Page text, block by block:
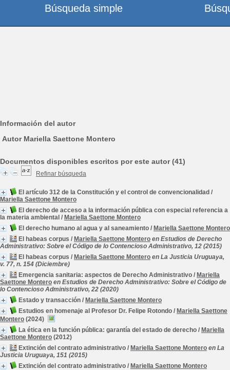
Información del autor
Autor Mariella Saettone Montero
Documentos disponibles escritos por este autor (41)
Refinar búsqueda
El artículo 312 de la Constitución y el control de convencionalidad /
Mariella Saettone Montero
El derecho de acceso a la información pública con especial referencia a
la materia ambiental / Mariella Saettone Montero
El derecho humano al agua y al saneamiento / Mariella Saettone Montero
El habeas corpus / Mariella Saettone Montero en Estudios de Derecho
Administrativo: Sobre el Código de lo Contencioso Administrativo, 12 (2015)
El habeas corpus / Mariella Saettone Montero en La Justicia Uruguaya,
v. 77, n. 154 (Diciembre)
Emergencia sanitaria: aspectos de Derecho Administrativo / Mariella
Saettone Montero en Estudios de Derecho Administrativo: Sobre el Código de
lo Contencioso Administrativo, 22 (2020)
Estado y transacción / Mariella Saettone Montero
Estudios en homenaje al Profesor Dr. Felipe Rotondo / Mariella Saettone
Montero (2024)
La ética en la función pública: garantía del estado de derecho / Mariella
Saettone Montero (2012)
Extinción del contrato administrativo / Mariella Saettone Montero en La
Justicia Uruguaya, 151 (2015)
Extinción del contrato administrativo / Mariella Saettone Montero
Búsqueda simple